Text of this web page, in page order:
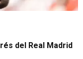
del Real Madrid